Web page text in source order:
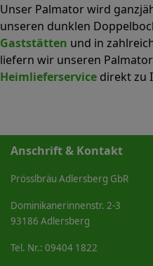
Unser Palmator wird
unseren dunklen
Gaststätten und in
liefern wir unseren
Heimlieferservice direkt zu
Anschrift & Kontakt
Prösslbräu Adlersberg GbR
Dominikanerinnenstr. 2-3
93186 Adlersberg
Tel. Nr.: 09404 1822